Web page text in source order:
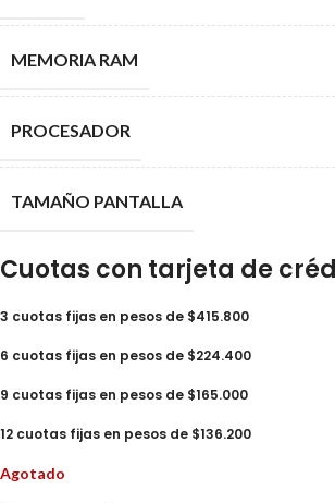
MEMORIA RAM
PROCESADOR
TAMAÑO PANTALLA
Cuotas con tarjeta de
3 cuotas fijas en pesos de $415.800
6 cuotas fijas en pesos de $224.400
9 cuotas fijas en pesos de $165.000
12 cuotas fijas en pesos de $136.200
Agotado